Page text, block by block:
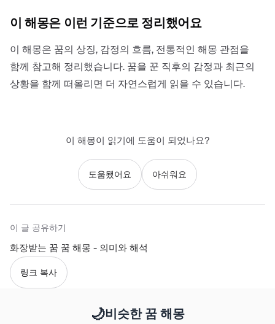
이 해몽은 이런 기준으로 정리했어요
이 해몽은 꿈의 상징, 감정의 흐름, 전통적인 해몽 관점을
함께 참고해 정리했습니다. 꿈을 꾼 직후의 감정과 최근의
상황을 함께 떠올리면 더 자연스럽게 읽을 수 있습니다.
이 해몽이 읽기에 도움이 되었나요?
도움됐어요 아쉬워요
이 글 공유하기
화장받는 꿈 꿈 해몽 - 의미와 해석
링크 복사
🌙비슷한 꿈 해몽